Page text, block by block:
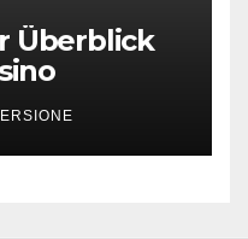
Überblick